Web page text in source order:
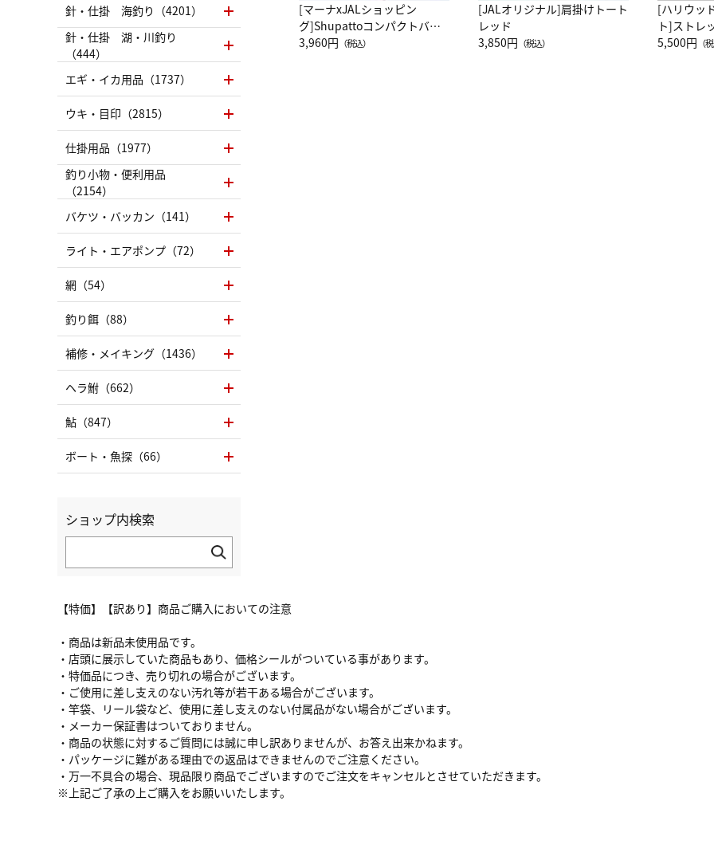
[マーナxJALショッピン
グ]Shupattoコンパクトバッ
グ Drop JAL客室乗務員
3,960円 （税込）
[JALオリジナル]肩掛けトート
レッド
3,850円 （税込）
[ハリウッ
ト]ストレ
ーネック
5,500円 （
【特価】【訳あり】商品ご購入においての注意
・商品は新品未使用品です。
・店頭に展示していた商品もあり、価格シールがついている事があります。
・特価品につき、売り切れの場合がございます。
・ご使用に差し支えのない汚れ等が若干ある場合がございます。
・竿袋、リール袋など、使用に差し支えのない付属品がない場合がございます。
・メーカー保証書はついておりません。
・商品の状態に対するご質問には誠に申し訳ありませんが、お答え出来かねます。
・パッケージに難がある理由での返品はできませんのでご注意ください。
・万一不具合の場合、現品限り商品でございますのでご注文をキャンセルとさせていただきます。
※上記ご了承の上ご購入をお願いいたします。
針・仕掛 海釣り（4201）
針・仕掛 湖・川釣り
（444）
エギ・イカ用品（1737）
ウキ・目印（2815）
仕掛用品（1977）
釣り小物・便利用品
（2154）
バケツ・バッカン（141）
ライト・エアポンプ（72）
網（54）
釣り餌（88）
補修・メイキング（1436）
ヘラ鮒（662）
鮎（847）
ボート・魚探（66）
ショップ内検索